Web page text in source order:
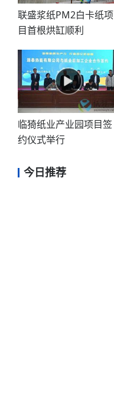
联盛浆纸PM2白卡纸项
目首根烘缸顺利
临猗纸业产业园项目签
约仪式举行
今日推荐